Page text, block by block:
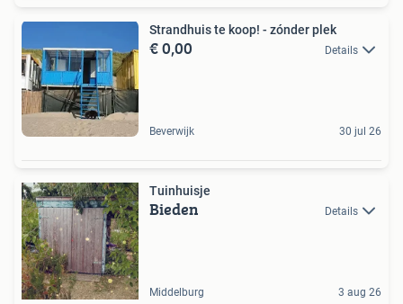
Strandhuis te koop! - zónder plek
€ 0,00 Details
Beverwijk 30 jul 26
Tuinhuisje
Bieden Details
Middelburg 3 aug 26